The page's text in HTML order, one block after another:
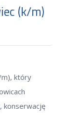
(k/m)
który
konserwację